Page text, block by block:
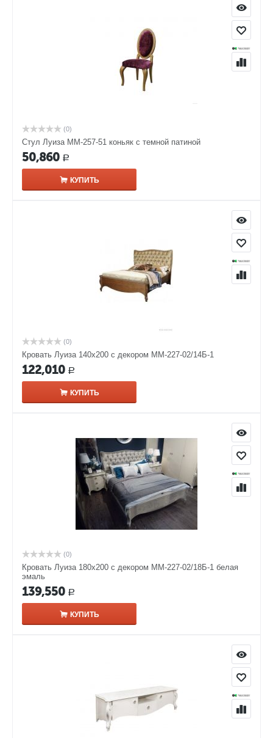
(0)
Стул Луиза ММ-257-51 коньяк с темной патиной
50,860 Р
КУПИТЬ
(0)
Кровать Луиза 140х200 с декором ММ-227-02/14Б-1
122,010 Р
КУПИТЬ
(0)
Кровать Луиза 180х200 с декором ММ-227-02/18Б-1 белая
эмаль
139,550 Р
КУПИТЬ